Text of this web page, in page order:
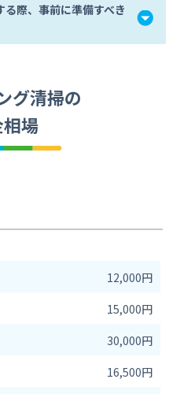
際、事前に準備すべき
グ清掃の
場
12,000円
15,000円
30,000円
16,500円